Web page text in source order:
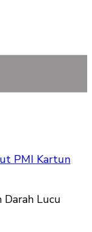
PMI Kartun